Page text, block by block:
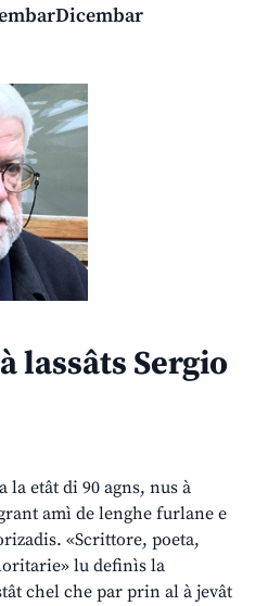
lassâts Sergio
la etât di 90 agns, nus à
amì de lenghe furlane e
«Scrittore, poeta,
lu definìs la
chel che par prin al à jevât
Dicembar